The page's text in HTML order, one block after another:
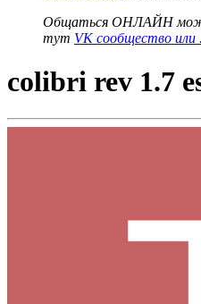
Общаться ОНЛАЙН
тут VK сообщество или
colibri rev 1.7